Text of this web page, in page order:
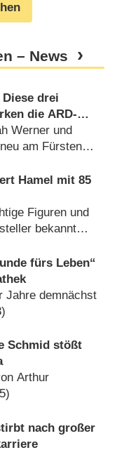
– News
drei
die ARD-
Werner und
am Fürstenhof
Hamel mit 85
Figuren und
bekannt
fürs Leben“
Jahre demnächst
)
Schmid stößt
Arthur
)
nach großer